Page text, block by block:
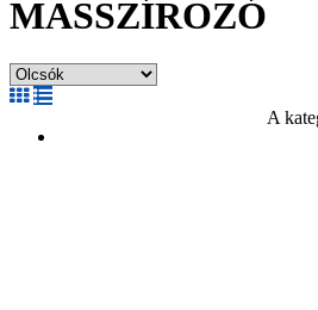
MASSZÍROZÓ
A